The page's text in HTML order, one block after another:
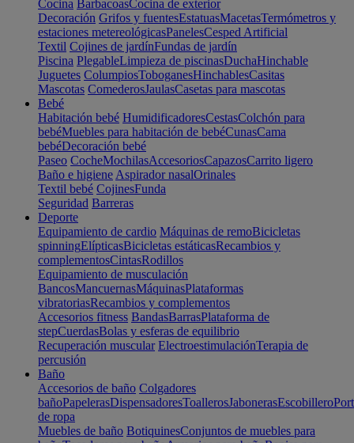
Cocina BarbacoasCocina de exterior
Decoración Grifos y fuentesEstatuasMacetasTermómetros y
estaciones metereológicasPanelesCesped Artificial
Textil Cojines de jardínFundas de jardín
Piscina PlegableLimpieza de piscinasDuchaHinchable
Juguetes ColumpiosToboganesHinchablesCasitas
Mascotas ComederosJaulasCasetas para mascotas
Bebé
Habitación bebé HumidificadoresCestasColchón para
bebéMuebles para habitación de bebéCunasCama
bebéDecoración bebé
Paseo CocheMochilasAccesoriosCapazosCarrito ligero
Baño e higiene Aspirador nasalOrinales
Textil bebé CojinesFunda
Seguridad Barreras
Deporte
Equipamiento de cardio Máquinas de remoBicicletas
spinningElípticasBicicletas estáticasRecambios y
complementosCintasRodillos
Equipamiento de musculación
BancosMancuernasMáquinasPlataformas
vibratoriasRecambios y complementos
Accesorios fitness BandasBarrasPlataforma de
stepCuerdasBolas y esferas de equilibrio
Recuperación muscular ElectroestimulaciónTerapia de
percusión
Baño
Accesorios de baño Colgadores
bañoPapelerasDispensadoresToallerosJabonerasEscobillero
de ropa
Muebles de baño BotiquinesConjuntos de muebles para